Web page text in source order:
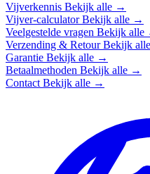
Vijverkennis Bekijk alle →
Vijver-calculatorBekijk alle →
Veelgestelde vragen Bekijk alle
Verzending & RetourBekijk
Garantie Bekijk alle →
Betaalmethoden Bekijk alle →
Contact Bekijk alle →